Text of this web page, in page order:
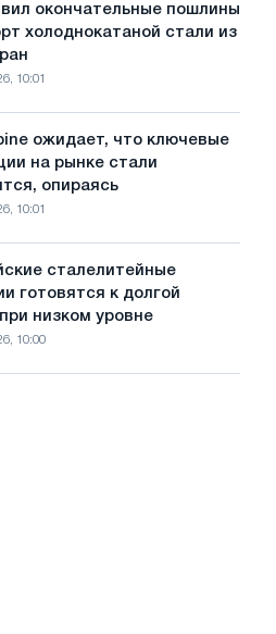
окончательные пошлины
холоднокатаной стали из
10:01
ожидает, что ключевые
на рынке стали
опираясь
10:01
сталелитейные
готовятся к долгой
низком уровне
10:00